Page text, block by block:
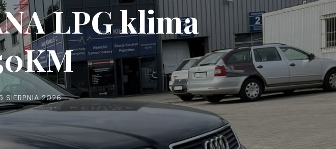
LPG klima
SIERPNIA 2026